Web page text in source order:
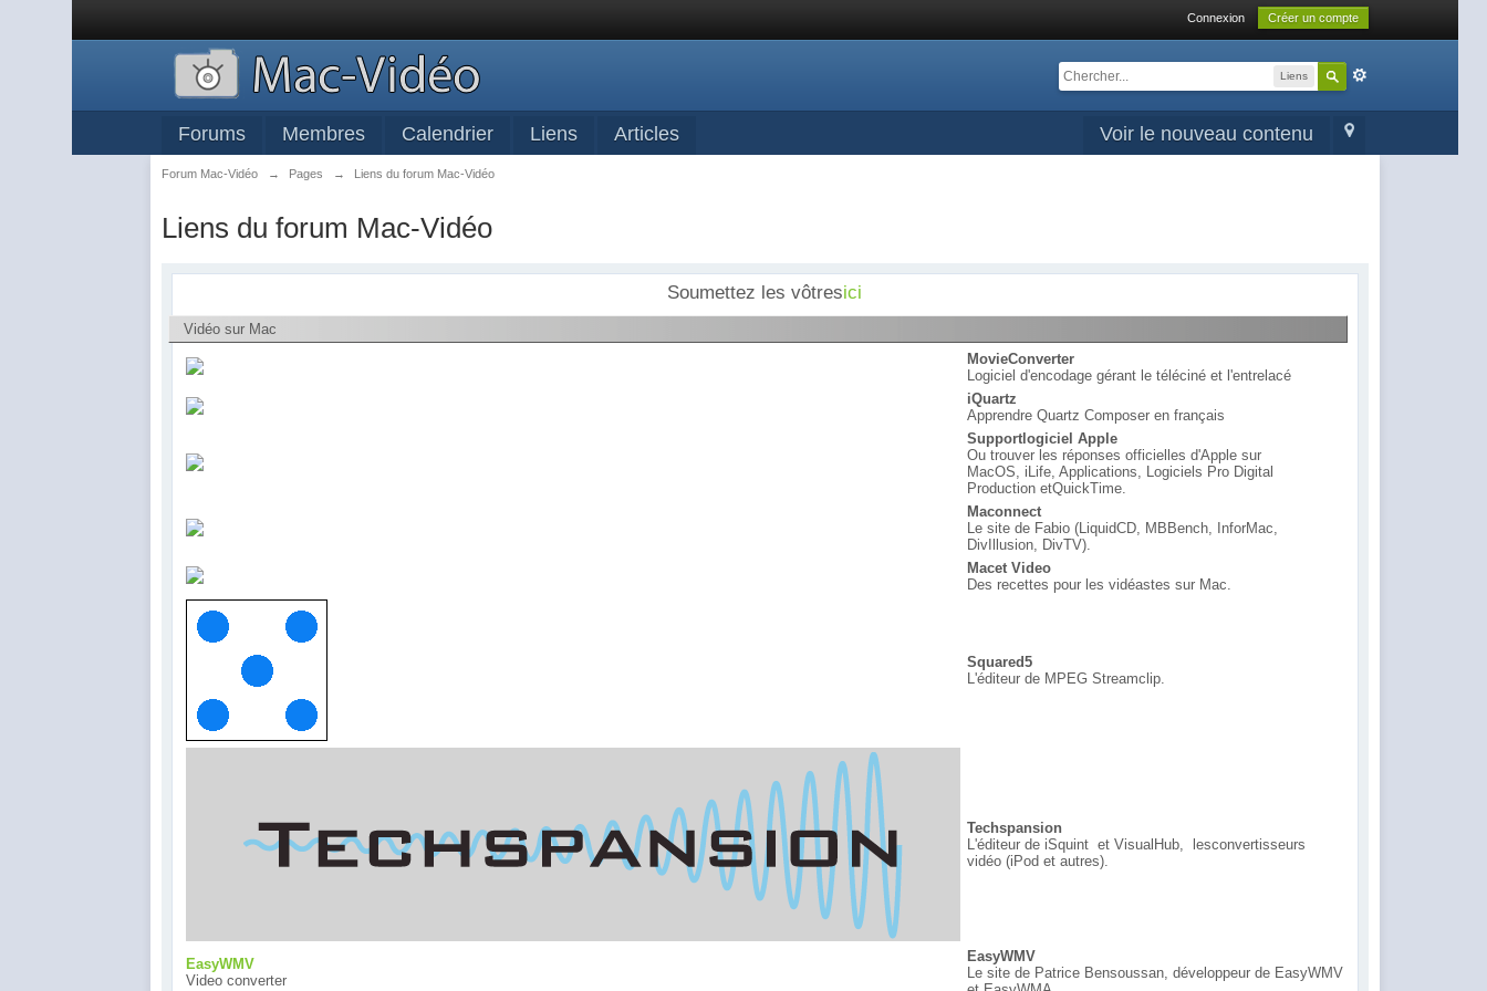
Connexion Créer un compte
Liens
Voir le nouveau contenu
Forums Membres Calendrier Liens Articles
Forum Mac-Vidéo → Pages → Liens du forum Mac-Vidéo
Liens du forum Mac-Vidéo
Soumettez les vôtresici
Vidéo sur Mac
MovieConverter
Logiciel d'encodage gérant le téléciné et l'entrelacé
iQuartz
Apprendre Quartz Composer en français
Supportlogiciel Apple
Ou trouver les réponses officielles d'Apple sur
MacOS, iLife, Applications, Logiciels Pro Digital
Production etQuickTime.
Maconnect
Le site de Fabio (LiquidCD, MBBench, InforMac,
DivIllusion, DivTV).
Macet Video
Des recettes pour les vidéastes sur Mac.
Squared5
L'éditeur de MPEG Streamclip.
Techspansion
L'éditeur de iSquint et VisualHub, lesconvertisseurs
vidéo (iPod et autres).
EasyWMV
Video converter
EasyWMV
Le site de Patrice Bensoussan, développeur de EasyWMV